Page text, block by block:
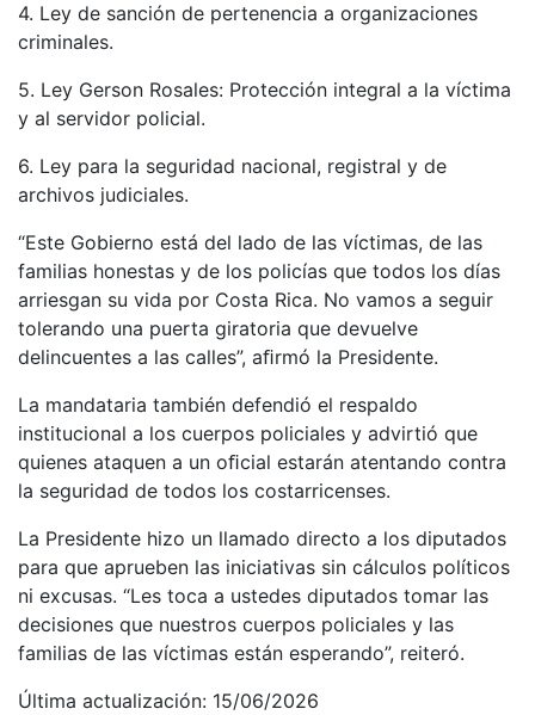
4. Ley de sanción de pertenencia a organizaciones
criminales.
5. Ley Gerson Rosales: Protección integral a la víctima
y al servidor policial.
6. Ley para la seguridad nacional, registral y de
archivos judiciales.
“Este Gobierno está del lado de las víctimas, de las
familias honestas y de los policías que todos los días
arriesgan su vida por Costa Rica. No vamos a seguir
tolerando una puerta giratoria que devuelve
delincuentes a las calles”, aﬁrmó la Presidente.
La mandataria también defendió el respaldo
institucional a los cuerpos policiales y advirtió que
quienes ataquen a un oﬁcial estarán atentando contra
la seguridad de todos los costarricenses.
La Presidente hizo un llamado directo a los diputados
para que aprueben las iniciativas sin cálculos políticos
ni excusas. “Les toca a ustedes diputados tomar las
decisiones que nuestros cuerpos policiales y las
familias de las víctimas están esperando”, reiteró.
Última actualización: 15/06/2026